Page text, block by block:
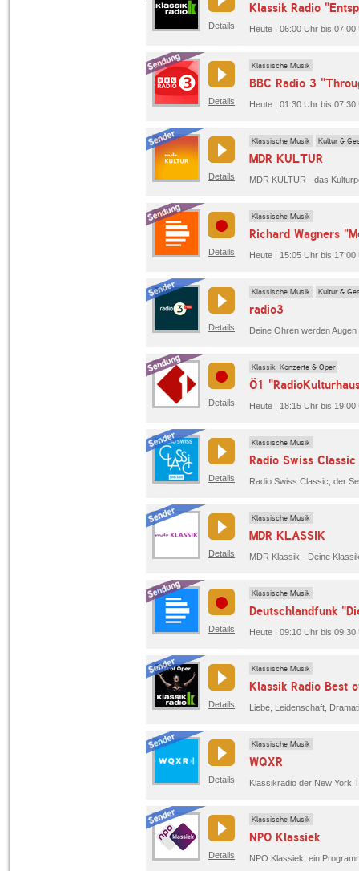
Details
Klassik Radio
Heute | 06:00 Uhr bis
Details
Klassische Musik
BBC Radio 3
Heute | 01:30 Uhr bis 07:30
Details
Klassische Musik Kultur &
MDR KULTUR
MDR KULTUR - das
Details
Klassische Musik
Richard Wagners
Heute | 15:05 Uhr bis
Details
Klassische Musik Kultur &
radio3
Details
Klassik-Konzerte & Oper
Ö1
Heute | 18:15 Uhr bis 19:00
Details
Klassische Musik
Radio Swiss Classic
Details
Klassische Musik
MDR KLASSIK
MDR Klassik - Deine
Details
Klassische Musik
Deutschlandfunk
Heute | 09:10 Uhr bis
Details
Klassische Musik
Klassik Radio Best
Liebe, Leidenschaft,
Details
Klassische Musik
WQXR
Klassikradio der New York
Details
Klassische Musik
NPO Klassiek